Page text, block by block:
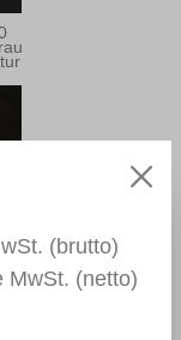
(brutto)
MwSt. (netto)